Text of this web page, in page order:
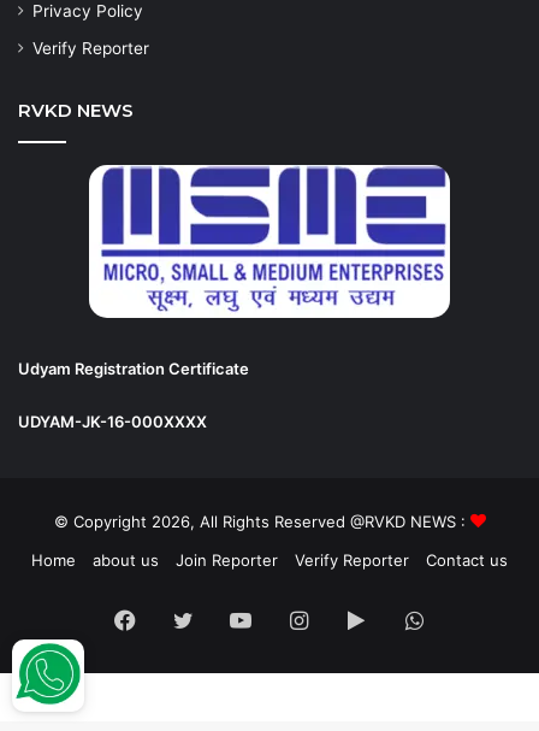
Privacy Policy
Verify Reporter
RVKD NEWS
Udyam Registration Certificate
UDYAM-JK-16-000XXXX
© Copyright 2026, All Rights Reserved @RVKD NEWS :
Home
about us Join Reporter Verify Reporter Contact us
Facebook
TwitterYouTubeInstagram
Google
Play
WhatsApp